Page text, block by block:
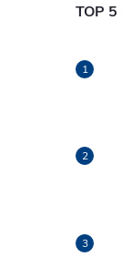
TOP 5